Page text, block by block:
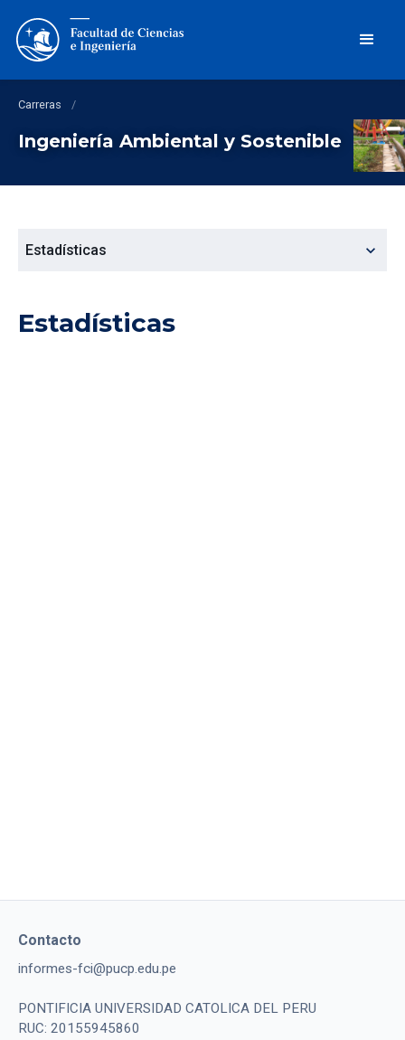
Carreras /
Ingeniería Ambiental y Sostenible
Estadísticas expand_more
Estadísticas
Contacto
informes-fci@pucp.edu.pe
PONTIFICIA UNIVERSIDAD CATOLICA DEL PERU
RUC: 20155945860